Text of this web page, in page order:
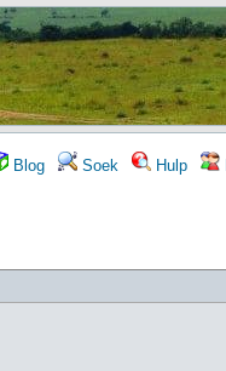
Blog Soek Hulp